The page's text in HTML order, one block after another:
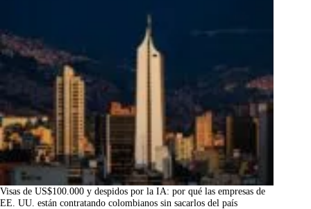
Visas de US$100.000 y despidos por la IA: por qué las empresas de
EE. UU. están contratando colombianos sin sacarlos del país